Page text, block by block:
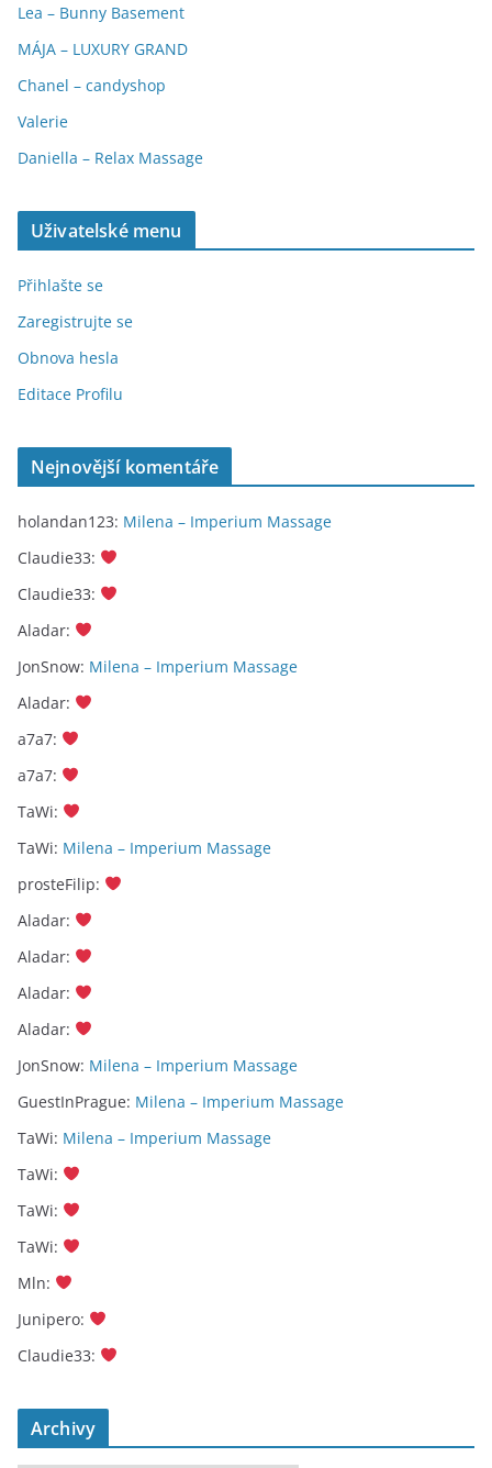
Lea – Bunny Basement
MÁJA – LUXURY GRAND
Chanel – candyshop
Valerie
Daniella – Relax Massage
Uživatelské menu
Přihlašte se
Zaregistrujte se
Obnova hesla
Editace Profilu
Nejnovější komentáře
holandan123: Milena – Imperium Massage
Claudie33:
Claudie33:
Aladar:
JonSnow: Milena – Imperium Massage
Aladar:
a7a7:
a7a7:
TaWi:
TaWi: Milena – Imperium Massage
prosteFilip:
Aladar:
Aladar:
Aladar:
Aladar:
JonSnow: Milena – Imperium Massage
GuestInPrague: Milena – Imperium Massage
TaWi: Milena – Imperium Massage
TaWi:
TaWi:
TaWi:
Mln:
Junipero:
Claudie33:
Archivy